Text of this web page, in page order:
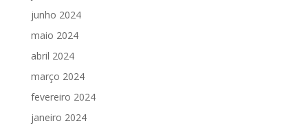
junho 2024
maio 2024
abril 2024
março 2024
fevereiro 2024
janeiro 2024